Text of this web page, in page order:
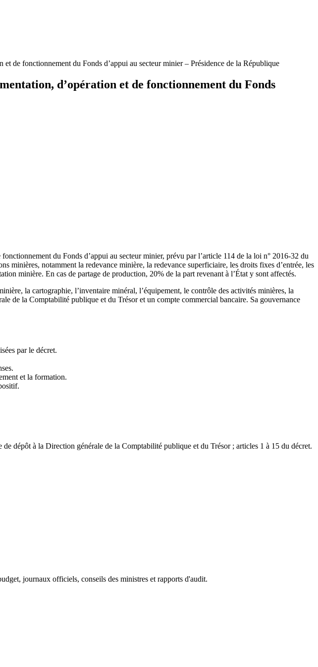
de fonctionnement du Fonds d’appui au secteur minier – Présidence de la République
d’opération et de fonctionnement du Fonds
du Fonds d’appui au secteur minier, prévu par l’article 114 de la loi n° 2016-32 du
minières, notamment la redevance minière, la redevance superficiaire, les droits fixes d’entrée, les
minière. En cas de partage de production, 20% de la part revenant à l’État y sont affectés.
la cartographie, l’inventaire minéral, l’équipement, le contrôle des activités minières, la
de la Comptabilité publique et du Trésor et un compte commercial bancaire. Sa gouvernance
par le décret.
et la formation.
dépôt à la Direction générale de la Comptabilité publique et du Trésor ; articles 1 à 15 du décret.
journaux officiels, conseils des ministres et rapports d'audit.